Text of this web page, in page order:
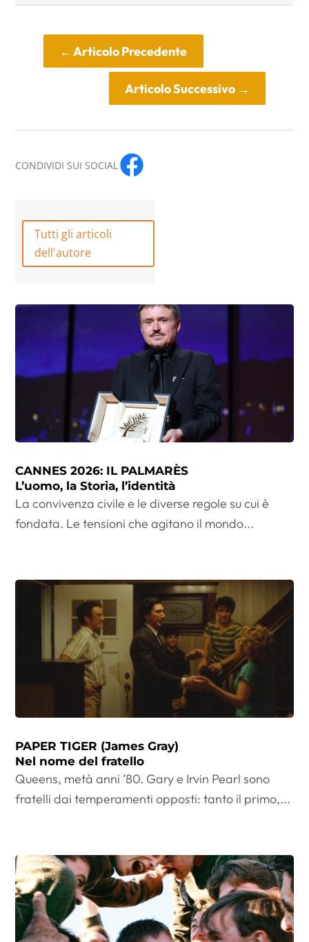
←Articolo Precedente
Articolo Successivo→
CONDIVIDI SUI SOCIAL
Tutti gli articoli
dell'autore
CANNES 2026: IL PALMARÈS
L’uomo, la Storia, l’identità
La convivenza civile e le diverse regole su cui è
fondata. Le tensioni che agitano il mondo...
PAPER TIGER (James Gray)
Nel nome del fratello
Queens, metà anni ’80. Gary e Irvin Pearl sono
fratelli dai temperamenti opposti: tanto il primo,...